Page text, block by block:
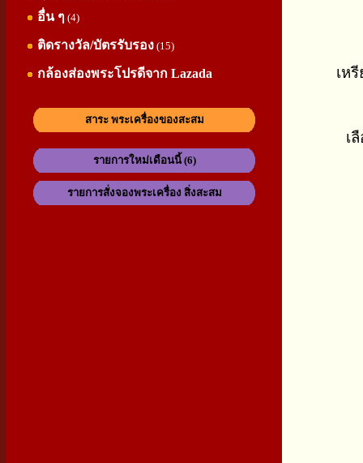
อื่น ๆ (4)
ติดรางวัล/บัตรรับรอง (15)
กล้องส่องพระโปรดีจาก Lazada
สาระ พระเครื่องของสะสม
รายการใหม่เดือนนี้ (6)
รายการสั่งจองพระเครื่อง สิ่งสะสม
เห
เ